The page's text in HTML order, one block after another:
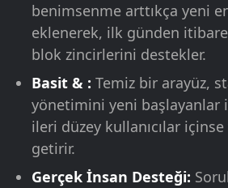
benimsenme arttıkça yeni
eklenerek, ilk günden
blok zincirlerini destekler.
Basit & : Temiz bir arayüz,
yönetimini yeni başlayanlar
ileri düzey kullanıcılar
getirir.
Gerçek İnsan Desteği: